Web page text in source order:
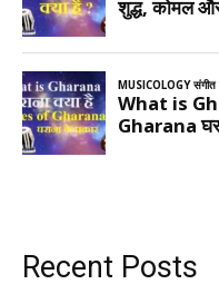
Recent Posts